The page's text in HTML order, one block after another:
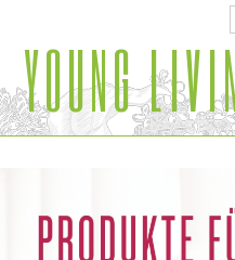
YOUNG